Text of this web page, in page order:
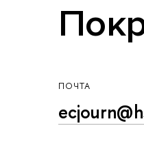
ПОЧТА